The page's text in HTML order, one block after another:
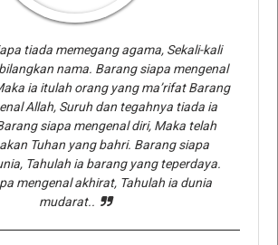
tiada memegang agama, Sekali-kali
nama. Barang siapa mengenal
ia itulah orang yang ma’rifat Barang
Allah, Suruh dan tegahnya tiada ia
siapa mengenal diri, Maka telah
Tuhan yang bahri. Barang siapa
Tahulah ia barang yang teperdaya.
mengenal akhirat, Tahulah ia dunia
mudarat..